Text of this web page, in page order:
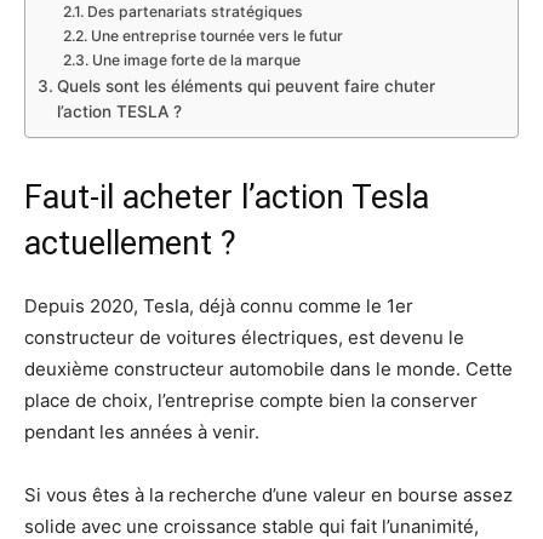
Des partenariats stratégiques
Une entreprise tournée vers le futur
Une image forte de la marque
Quels sont les éléments qui peuvent faire chuter
l’action TESLA ?
Faut-il acheter l’action Tesla
actuellement ?
Depuis 2020, Tesla, déjà connu comme le 1er
constructeur de voitures électriques, est devenu le
deuxième constructeur automobile dans le monde. Cette
place de choix, l’entreprise compte bien la conserver
pendant les années à venir.
Si vous êtes à la recherche d’une valeur en bourse assez
solide avec une croissance stable qui fait l’unanimité,